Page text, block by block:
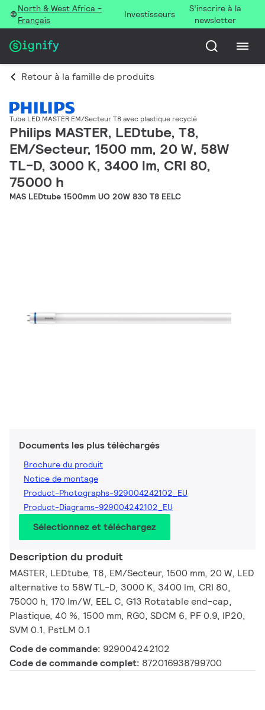
North & West Africa -
Français
Investisseurs
S’inscrire à la
newsletter
Retour à la famille de produits
Tube LED MASTER EM/Secteur T8 avec plastique recyclé
Philips MASTER, LEDtube, T8,
EM/Secteur, 1500 mm, 20 W, 58W
TL-D, 3000 K, 3400 lm, CRI 80,
75000 h
MAS LEDtube 1500mm UO 20W 830 T8 EELC
Documents les plus téléchargés
Brochure du produit
Notice de montage
Product-Photographs-929004242102_EU
Product-Diagrams-929004242102_EU
Sélectionnez et téléchargez
Description du produit
MASTER, LEDtube, T8, EM/Secteur, 1500 mm, 20 W, LED
alternative to 58W TL-D, 3000 K, 3400 lm, CRI 80,
75000 h, 170 lm/W, EEL C, G13 Rotatable end-cap,
Plastique, 40 %, 1500 mm, RG0, SDCM 6, PF 0.9, IP20,
SVM 0.1, PstLM 0.1
Code de commande: 929004242102
Code de commande complet: 872016938799700